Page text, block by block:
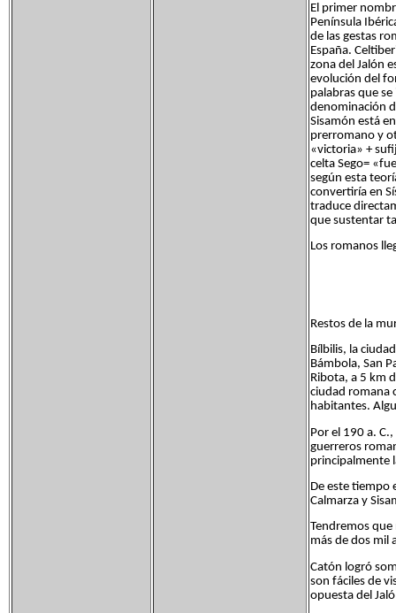
El primer
Península
de las gestas
España.
zona del Jalón
evolución del
palabras que
denominación
Sisamón está
prerromano y
«victoria» +
celta Sego=
según esta
convertiría en
traduce
que sustentar
Los romanos
Restos de la
Bílbilis, la
Bámbola, San
Ribota, a 5 km
ciudad romana
habitantes.
Por el 190 a.
guerreros
principalmente
De este tiempo
Calmarza y
Tendremos que
más de dos mil
Catón logró
son fáciles de
opuesta del